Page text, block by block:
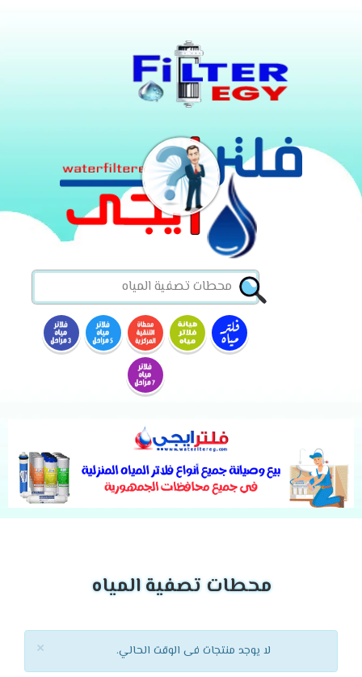
محطات تصفية المياه
× لا يوجد منتجات فى الوقت الحالي.